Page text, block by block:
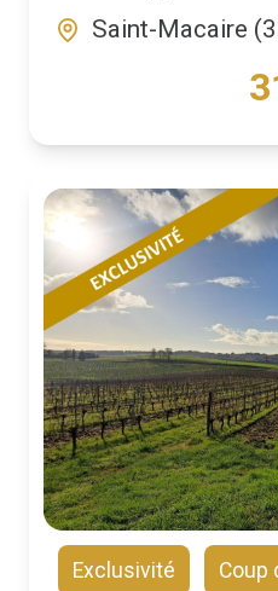
Saint-Macaire
Exclusivité